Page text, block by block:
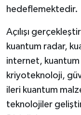
hedeflemektedir.
Açılışı
kuantum radar,
internet, kuantum
kriyoteknoloji,
ileri kuantum
teknolojiler